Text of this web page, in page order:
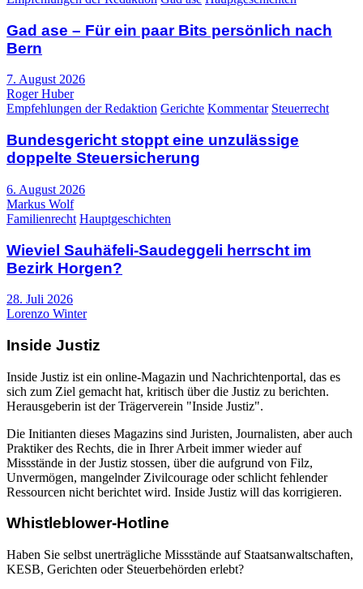
Gad ase – Für ein paar Bits persönlich nach
Bern
7. August 2026
Roger Huber
Empfehlungen der Redaktion Gerichte Kommentar Steuerrecht
Bundesgericht stoppt eine unzulässige
doppelte Steuersicherung
6. August 2026
Markus Wolf
Familienrecht Hauptgeschichten
Wieviel Sauhäfeli-Saudeggeli herrscht im
Bezirk Horgen?
28. Juli 2026
Lorenzo Winter
Inside Justiz
Inside Justiz ist ein online-Magazin und Nachrichtenportal, das es
sich zum Ziel gemacht hat, kritisch über die Justiz zu berichten.
Herausgeberin ist der Trägerverein "Inside Justiz".
Die Initianten dieses Magazins sind Juristen, Journalisten, aber auch
Praktiker des Rechts, die in Ihrer Arbeit immer wieder auf
Missstände in der Justiz stossen, über die aufgrund von Filz,
Unvermögen, mangelnder Zivilcourage oder schlicht fehlender
Ressourcen nicht berichtet wird. Inside Justiz will das korrigieren.
Whistleblower-Hotline
Haben Sie selbst unerträgliche Missstände auf Staatsanwaltschaften,
KESB, Gerichten oder Steuerbehörden erlebt?